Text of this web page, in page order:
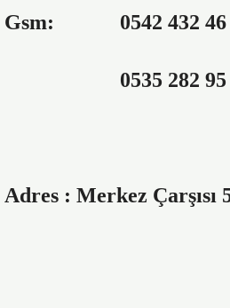
Gsm: 0542 432
0535 282
Adres : Merkez Çarşısı